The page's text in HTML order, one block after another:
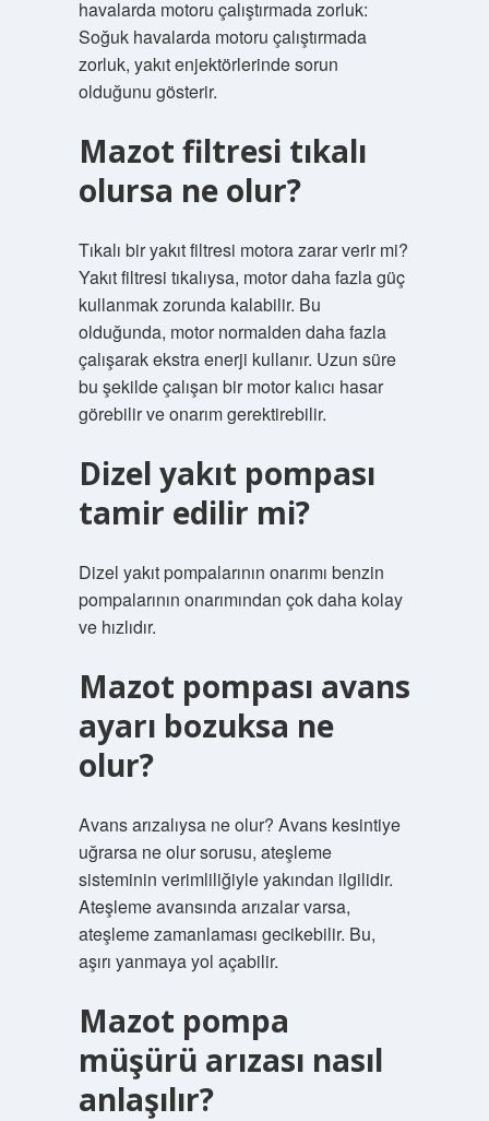
havalarda motoru çalıştırmada zorluk:
Soğuk havalarda motoru çalıştırmada
zorluk, yakıt enjektörlerinde sorun
olduğunu gösterir.
Mazot filtresi tıkalı
olursa ne olur?
Tıkalı bir yakıt filtresi motora zarar verir mi?
Yakıt filtresi tıkalıysa, motor daha fazla güç
kullanmak zorunda kalabilir. Bu
olduğunda, motor normalden daha fazla
çalışarak ekstra enerji kullanır. Uzun süre
bu şekilde çalışan bir motor kalıcı hasar
görebilir ve onarım gerektirebilir.
Dizel yakıt pompası
tamir edilir mi?
Dizel yakıt pompalarının onarımı benzin
pompalarının onarımından çok daha kolay
ve hızlıdır.
Mazot pompası avans
ayarı bozuksa ne
olur?
Avans arızalıysa ne olur? Avans kesintiye
uğrarsa ne olur sorusu, ateşleme
sisteminin verimliliğiyle yakından ilgilidir.
Ateşleme avansında arızalar varsa,
ateşleme zamanlaması gecikebilir. Bu,
aşırı yanmaya yol açabilir.
Mazot pompa
müşürü arızası nasıl
anlaşılır?